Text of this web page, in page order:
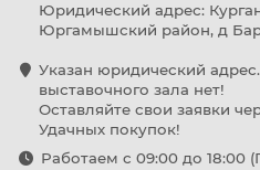
Юридический адрес:
Юргамышский район, д
Указан юридический
выставочного зала нет!
Оставляйте свои заявки
Удачных покупок!
Работаем с 09:00 до 18:00